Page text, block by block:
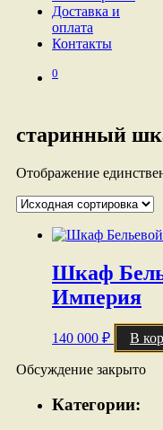
Доставка и
оплата
Контакты
0
старинный
Отображение
Шкаф
Империя
140 000 ₽ В
Обсуждение закрыто
Категории: